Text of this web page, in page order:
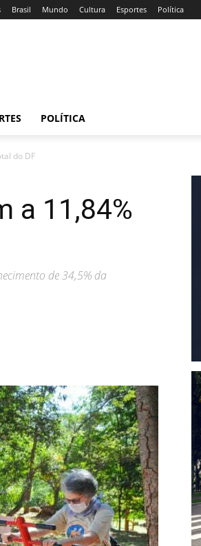
Brasil Mundo Cultura Esportes Política
POLÍTICA
do DF
a 11,84%
de 34,5% da